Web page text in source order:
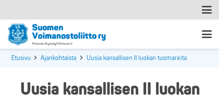
Etusivu Ajankohtaista Uusia kansallisen II luokan tuomareita
Uusia kansallisen II luokan